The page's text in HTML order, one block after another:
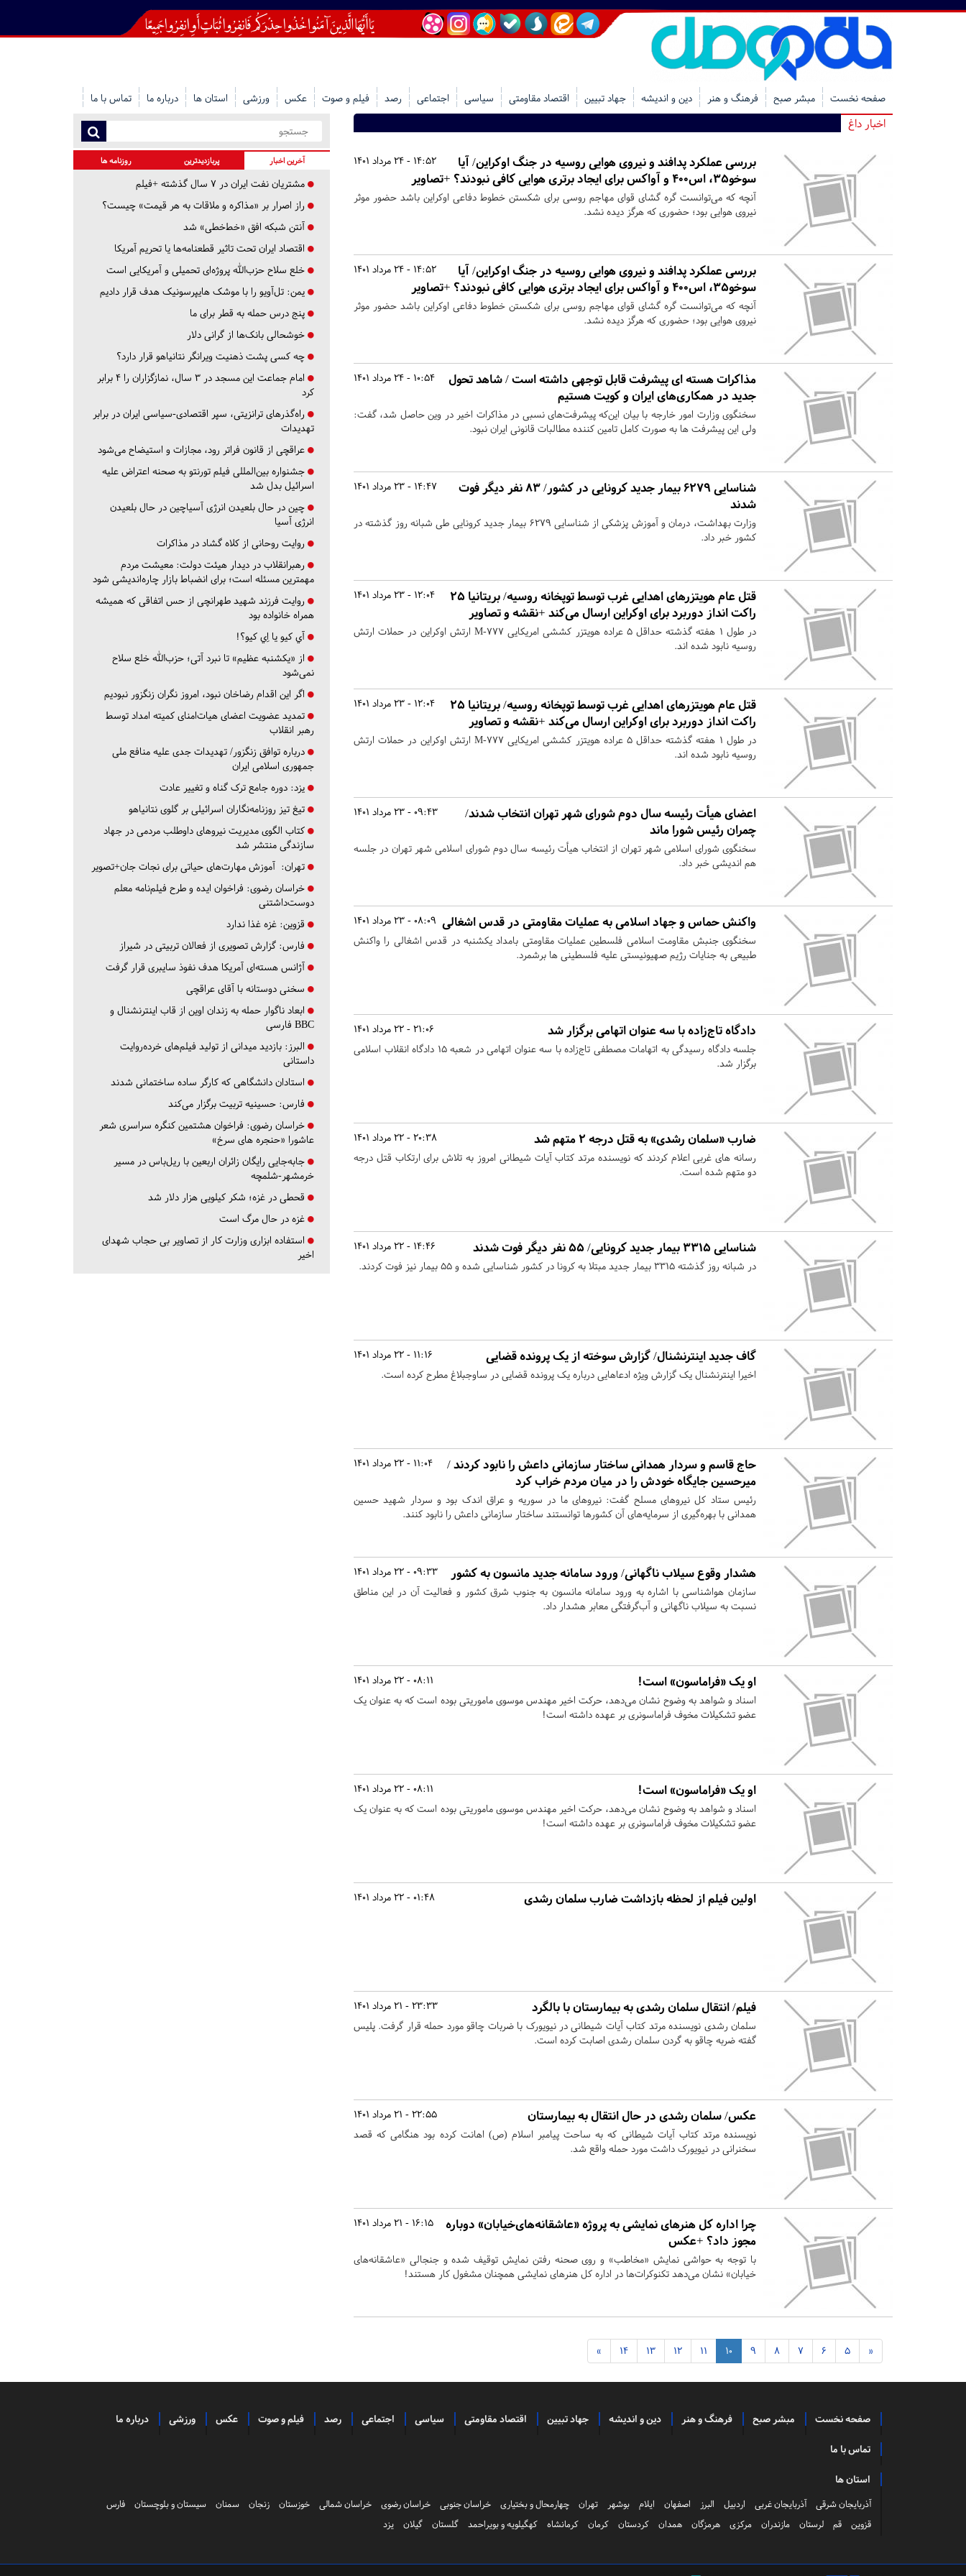
صفحه نخست مبشر صبح فرهنگ و هنر دین و اندیشه جهاد تبیین اقتصاد مقاومتی سیاسی اجتماعی رصد فیلم و صوت عکس ورزشی استان ها درباره ما تماس با ما
اخبار داغ
14:52 - 24 مرداد 1401
بررسی عملکرد پدافند و نیروی هوایی روسیه در جنگ اوکراین/ آیا
سوخو۳۵، اس۴۰۰ و آواکس برای ایجاد برتری هوایی کافی نبودند؟ +تصاویر
آنچه که می‌توانست گره گشای قوای مهاجم روسی برای شکستن خطوط دفاعی اوکراین باشد حضور موثر
نیروی هوایی بود؛ حضوری که هرگز دیده نشد.
14:52 - 24 مرداد 1401
بررسی عملکرد پدافند و نیروی هوایی روسیه در جنگ اوکراین/ آیا
سوخو۳۵، اس۴۰۰ و آواکس برای ایجاد برتری هوایی کافی نبودند؟ +تصاویر
آنچه که می‌توانست گره گشای قوای مهاجم روسی برای شکستن خطوط دفاعی اوکراین باشد حضور موثر
نیروی هوایی بود؛ حضوری که هرگز دیده نشد.
10:54 - 24 مرداد 1401
مذاکرات هسته ای پیشرفت قابل توجهی داشته است / شاهد تحول
جدید در همکاری‌های ایران و کویت هستیم
سخنگوی وزارت امور خارجه با بیان این‌که پیشرفت‌های نسبی در مذاکرات اخیر در وین حاصل شد، گفت:
ولی این پیشرفت ها به صورت کامل تامین کننده مطالبات قانونی ایران نبود.
14:47 - 23 مرداد 1401
شناسایی ۶۲۷۹ بیمار جدید کرونایی در کشور/ ۸۳ نفر دیگر فوت
شدند
وزارت بهداشت، درمان و آموزش پزشکی از شناسایی ۶۲۷۹ بیمار جدید کرونایی طی شبانه روز گذشته در
کشور خبر داد.
12:04 - 23 مرداد 1401
قتل عام هویتزرهای اهدایی غرب توسط توپخانه روسیه/ بریتانیا ۲۵
راکت انداز دوربرد برای اوکراین ارسال می‌کند +نقشه و تصاویر
در طول ۱ هفته گذشته حداقل ۵ عراده هویتزر کششی امریکایی M-۷۷۷ ارتش اوکراین در حملات ارتش
روسیه نابود شده اند.
12:04 - 23 مرداد 1401
قتل عام هویتزرهای اهدایی غرب توسط توپخانه روسیه/ بریتانیا ۲۵
راکت انداز دوربرد برای اوکراین ارسال می‌کند +نقشه و تصاویر
در طول ۱ هفته گذشته حداقل ۵ عراده هویتزر کششی امریکایی M-۷۷۷ ارتش اوکراین در حملات ارتش
روسیه نابود شده اند.
09:43 - 23 مرداد 1401
اعضای هیأت رئیسه سال دوم شورای شهر تهران انتخاب شدند/
چمران رئیس شورا ماند
سخنگوی شورای اسلامی شهر تهران از انتخاب هیأت رئیسه سال دوم شورای اسلامی شهر تهران در جلسه
هم اندیشی خبر داد.
08:09 - 23 مرداد 1401 واکنش حماس و جهاد اسلامی به عملیات مقاومتی در قدس اشغالی
سخنگوی جنبش مقاومت اسلامی فلسطین عملیات مقاومتی بامداد یکشنبه در قدس اشغالی را واکنش
طبیعی به جنایات رژیم صهیونیستی علیه فلسطینی ها برشمرد.
21:06 - 22 مرداد 1401 دادگاه تاج‌زاده با سه عنوان اتهامی برگزار شد
جلسه دادگاه رسیدگی به اتهامات مصطفی تاج‌زاده با سه عنوان اتهامی در شعبه ۱۵ دادگاه انقلاب اسلامی
برگزار شد.
20:38 - 22 مرداد 1401 ضارب «سلمان رشدی» به قتل درجه ۲ متهم شد
رسانه های غربی اعلام کردند که نویسنده مرتد کتاب آیات شیطانی امروز به تلاش برای ارتکاب قتل درجه
دو متهم شده است.
14:46 - 22 مرداد 1401 شناسایی ۳۳۱۵ بیمار جدید کرونایی/ ۵۵ نفر دیگر فوت شدند
در شبانه روز گذشته ۳۳۱۵ بیمار جدید مبتلا به کرونا در کشور شناسایی شده و ۵۵ بیمار نیز فوت کردند.
11:16 - 22 مرداد 1401 گاف جدید اینترنشنال/ گزارش سوخته از یک پرونده قضایی
اخیرا اینترنشنال یک گزارش ویژه ادعاهایی درباره یک پرونده قضایی در ساوجبلاغ مطرح کرده است.
11:04 - 22 مرداد 1401
حاج قاسم و سردار همدانی ساختار سازمانی داعش را نابود کردند /
میرحسین جایگاه خودش را در میان مردم خراب کرد
رئیس ستاد کل نیروهای مسلح گفت: نیروهای ما در سوریه و عراق اندک بود و سردار شهید حسین
همدانی با بهره‌گیری از سرمایه‌های آن کشورها توانستند ساختار سازمانی داعش را نابود کنند.
09:33 - 22 مرداد 1401 هشدار وقوع سیلاب ناگهانی/ ورود سامانه جدید مانسون به کشور
سازمان هواشناسی با اشاره به ورود سامانه مانسون به جنوب شرق کشور و فعالیت آن در این مناطق
نسبت به سیلاب ناگهانی و آب‌گرفتگی معابر هشدار داد.
08:11 - 22 مرداد 1401 او یک «‌فراماسون» است!
اسناد و شواهد به وضوح نشان می‌دهد، حرکت اخیر مهندس موسوی ماموریتی بوده است که به عنوان یک
عضو تشکیلات مخوف فراماسونری بر عهده داشته است!
08:11 - 22 مرداد 1401 او یک «‌فراماسون» است!
اسناد و شواهد به وضوح نشان می‌دهد، حرکت اخیر مهندس موسوی ماموریتی بوده است که به عنوان یک
عضو تشکیلات مخوف فراماسونری بر عهده داشته است!
01:48 - 22 مرداد 1401 اولین فیلم از لحظه بازداشت ضارب سلمان رشدی
23:33 - 21 مرداد 1401 فیلم/ انتقال سلمان رشدی به بیمارستان با بالگرد
سلمان رشدی نویسنده مرتد کتاب آیات شیطانی در نیویورک با ضربات چاقو مورد حمله قرار گرفت. پلیس
گفته ضربه چاقو به گردن سلمان رشدی اصابت کرده است.
22:55 - 21 مرداد 1401 عکس/ سلمان رشدی در حال انتقال به بیمارستان
نویسنده مرتد کتاب آیات شیطانی که به ساحت پیامبر اسلام (ص) اهانت کرده بود هنگامی که قصد
سخنرانی در نیویورک داشت مورد حمله واقع شد.
16:15 - 21 مرداد 1401
چرا اداره کل هنرهای نمایشی به پروژه «عاشقانه‌های‌خیابان» دوباره
مجوز داد؟ +عکس
با توجه به حواشی نمایش «مخاطب» و روی صحنه رفتن نمایش توقیف شده و جنجالی «عاشقانه‌های
خیابان» نشان می‌دهد تکنوکرات‌ها در اداره کل هنرهای نمایشی همچنان مشغول کار هستند!
«
5
6
7
8
9
10
11
12
13
14
»
آخرین اخبار پربازدیدترین روزنامه ها
مشتریان نفت ایران در ۷ سال گذشته +فیلم
راز اصرار بر «مذاکره و ملاقات به هر قیمت» چیست؟
آنتن شبکه افق «خط‌خطی» شد
اقتصاد ایران تحت تاثیر قطعنامه‌ها یا تحریم‌ آمریکا
خلع سلاح حزب‌الله پروژه‌ای تحمیلی و آمریکایی است
یمن: تل‌آویو را با موشک هایپرسونیک هدف قرار دادیم
پنج درس‌ حمله به قطر برای ما
خوشحالی بانک‌ها از گرانی دلار
چه کسی پشت ذهنیت ویرانگر نتانیاهو قرار دارد؟
امام جماعت این مسجد در ۳ سال، نمازگزاران را ۴ برابر
کرد
راه‌گذرهای ترانزیتی، سپر اقتصادی-سیاسی ایران در برابر
تهدیدات
عراقچی از قانون فراتر رود، مجازات و استیضاح می‌شود
جشنواره بین‌المللی فیلم تورنتو به صحنه اعتراض علیه
اسرائیل بدل شد
چین در حال بلعیدن انرژی آسیاچین در حال بلعیدن
انرژی آسیا
روایت روحانی از کلاه گشاد در مذاکرات
رهبرانقلاب در دیدار هیئت دولت: معیشت مردم
مهمترین مسئله است؛ برای انضباط بازار چاره‌اندیشی شود
روایت فرزند شهید طهرانچی از حس اتفاقی که همیشه
همراه خانواده بود
آي كيو يا اِي كيو؟!
از «یکشنبه عظیم» تا نبرد آتی؛ حزب‌الله خلع سلاح
نمی‌شود
اگر این اقدام رضاخان نبود، امروز نگران زنگزور نبودیم
تمدید عضویت اعضای هیات‌امنای کمیته امداد توسط
رهبر انقلاب
درباره توافق زنگزور/ تهدیدات جدی علیه منافع ملی
جمهوری اسلامی ایران
یزد: دوره جامع ترک گناه و تغییر عادت
تیغ تیز روزنامه‌نگاران اسرائیلی بر گلوی نتانیاهو
کتاب الگوی مدیریت نیروهای داوطلب مردمی در جهاد
سازندگی منتشر شد
تهران: آموزش مهارت‌های حیاتی برای نجات جان+تصویر
خراسان رضوی: فراخوان ایده و طرح فیلم‌نامه معلم
دوست‌داشتنی
قزوین: غزه غذا ندارد
فارس: گزارش تصویری از فعالان تربیتی در شیراز
آژانس هسته‌ای آمریکا هدف نفوذ سایبری قرار گرفت
سخنی دوستانه با آقای عراقچی
ابعاد ناگوار حمله به زندان اوین از قاب اینترنشنال و
BBC فارسی
البرز: بازدید میدانی از تولید فیلم‌های خرده‌روایت
داستانی
استادان دانشگاهی که کارگر ساده ساختمانی شدند
فارس: حسینیه تربیت برگزار می‌کند
خراسان رضوی: فراخوان هشتمین کنگره سراسری شعر
عاشورا «حنجره های سرخ»
جابه‌جایی رایگان زائران اربعین با ریل‌باس در مسیر
خرمشهر-شلمچه
قحطی در غزه؛ شکر کیلویی هزار دلار شد
غزه در حال مرگ است
استفاده ابزاری وزارت کار از تصاویر بی حجاب شهدای
اخیر
صفحه نخست مبشر صبح فرهنگ و هنر دین و اندیشه جهاد تبیین اقتصاد مقاومتی سیاسی اجتماعی رصد فیلم و صوت عکس ورزشی درباره ما
تماس با ما
استان ها
آذربایجان شرقی آذربایجان غربی اردبیل البرز اصفهان ایلام بوشهر تهران چهارمحال و بختیاری خراسان جنوبی خراسان رضوی خراسان شمالی خوزستان زنجان سمنان سیستان و بلوچستان
فارس
قزوین
قم لرستان مازندران مرکزی هرمزگان همدان کردستان کرمان کرمانشاه کهگیلویه و بویراحمد گلستان گیلان یزد